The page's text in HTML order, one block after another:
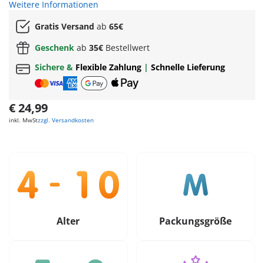
Weitere Informationen
Gratis Versand ab 65€
Geschenk ab 35€ Bestellwert
Sichere & Flexible Zahlung | Schnelle Lieferung
€ 24,99
inkl. MwStzzgl. Versandkosten
Alter Packungsgröße